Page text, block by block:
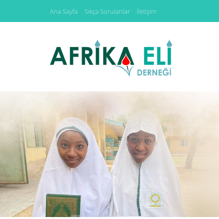
Ana Sayfa Sıkça Sorulanlar İletişim